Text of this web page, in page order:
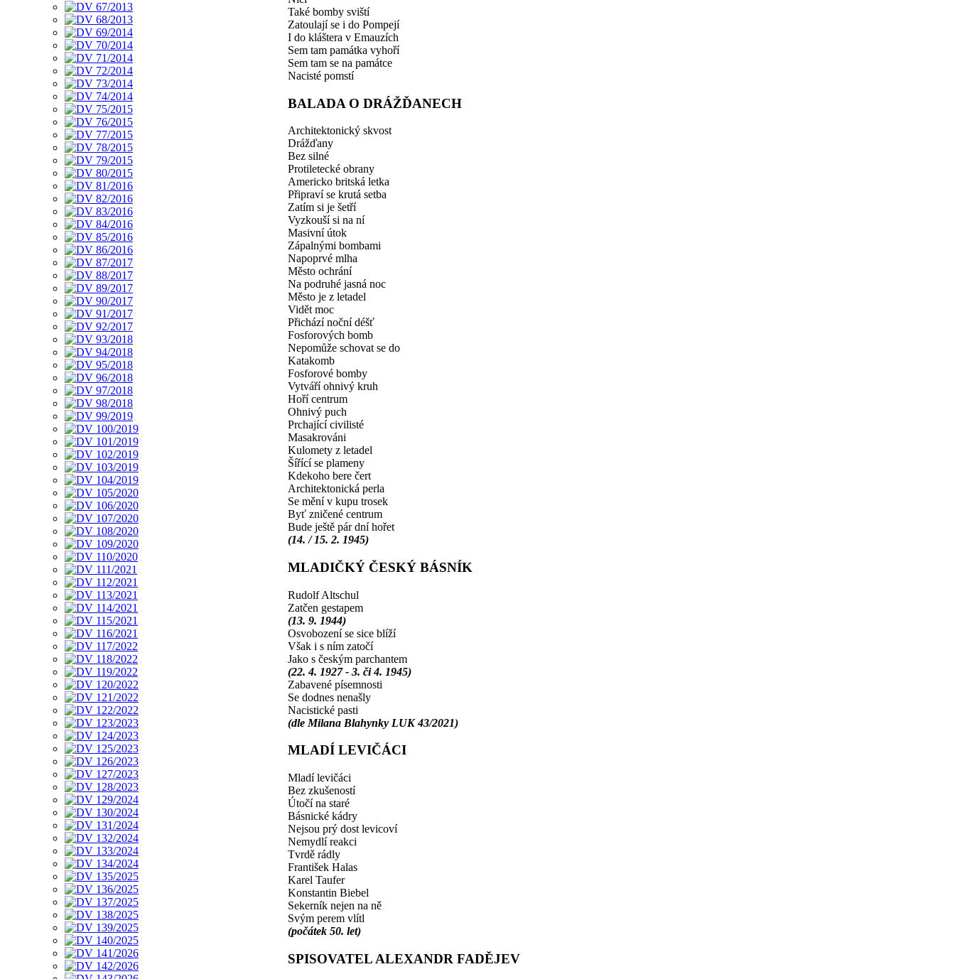
Také bomby sviští
Zatoulají se i do Pompejí
I do kláštera v Emauzích
Sem tam památka vyhoří
Sem tam se na památce
Nacisté pomstí
BALADA O DRÁŽĎANECH
Architektonický skvost
Drážďany
Bez silné
Protiletecké obrany
Americko britská letka
Připraví se krutá setba
Zatím si je šetří
Vyzkouší si na ní
Masivní útok
Zápalnými bombami
Napoprvé mlha
Město ochrání
Na podruhé jasná noc
Město je z letadel
Vidět moc
Přichází noční déšť
Fosforových bomb
Nepomůže schovat se do
Katakomb
Fosforové bomby
Vytváří ohnivý kruh
Hoří centrum
Ohnivý puch
Prchající civilisté
Masakrováni
Kulomety z letadel
Šířící se plameny
Kdekoho bere čert
Architektonická perla
Se mění v kupu trosek
Byť zničené centrum
Bude ještě pár dní hořet
(14. / 15. 2. 1945)
MLADIČKÝ ČESKÝ BÁSNÍK
Rudolf Altschul
Zatčen gestapem
(13. 9. 1944)
Osvobození se sice blíží
Však i s ním zatočí
Jako s českým parchantem
(22. 4. 1927 - 3. či 4. 1945)
Zabavené písemnosti
Se dodnes nenašly
Nacistické pasti
(dle Milana Blahynky LUK 43/2021)
MLADÍ LEVIČÁCI
Mladí levičáci
Bez zkušeností
Útočí na staré
Básnické kádry
Nejsou prý dost levicoví
Nemydlí reakci
Tvrdě rádly
František Halas
Karel Taufer
Konstantin Biebel
Sekerník nejen na ně
Svým perem vlítl
(počátek 50. let)
SPISOVATEL ALEXANDR FADĚJEV